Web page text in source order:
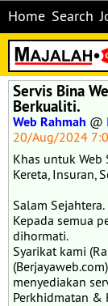
Home Search
Servis Bina
Berkualiti.
Web Rahmah @
20/Aug/2024
Khas untuk Web
Kereta, Insuran,
Salam Sejahtera.
Kepada semua
dihormati.
Syarikat kami
menyediakan
Perkhidmatan &